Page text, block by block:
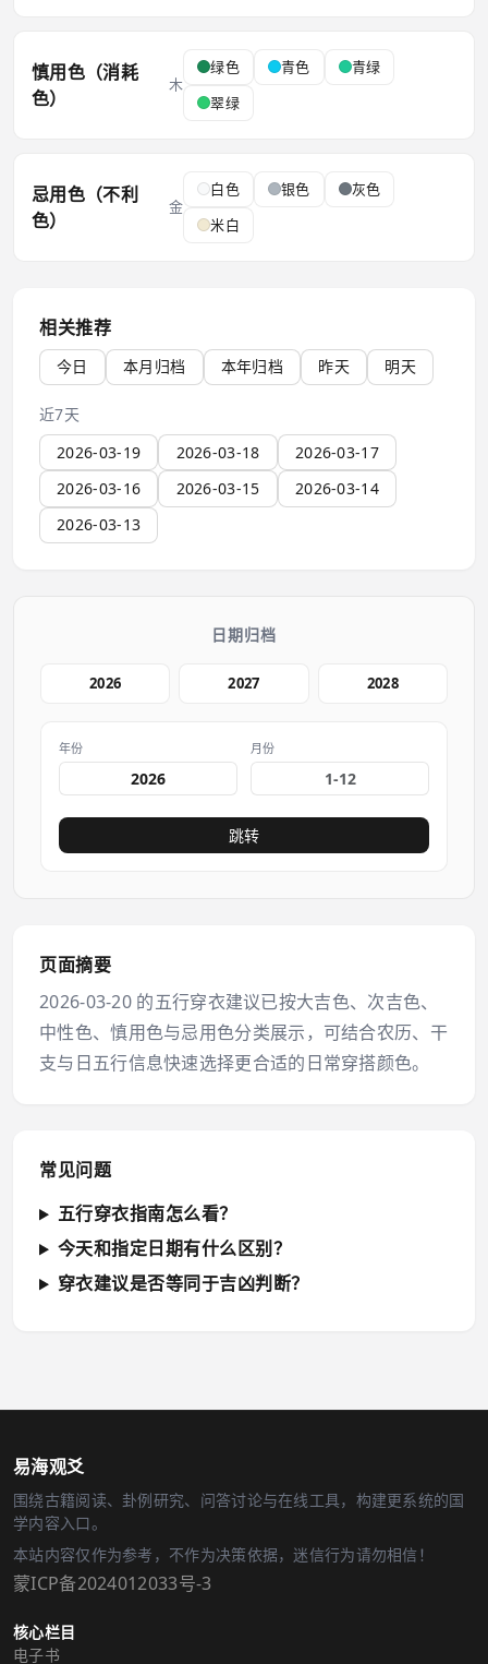
慎用色（消耗
色）
木
绿色 青色
青绿
翠绿
忌用色（不利
色）
金
白色 银色
灰色
米白
相关推荐
今日 本月归档 本年归档 昨天 明天
近7天
2026-03-19
2026-03-18
2026-03-17
2026-03-16
2026-03-15
2026-03-14
2026-03-13
日期归档
2026 2027 2028
年份 月份
跳转
页面摘要
2026-03-20 的五行穿衣建议已按大吉色、次吉色、
中性色、慎用色与忌用色分类展示，可结合农历、干
支与日五行信息快速选择更合适的日常穿搭颜色。
常见问题
五行穿衣指南怎么看？
今天和指定日期有什么区别？
穿衣建议是否等同于吉凶判断？
易海观爻
围绕古籍阅读、卦例研究、问答讨论与在线工具，构建更系统的国
学内容入口。
本站内容仅作为参考，不作为决策依据，迷信行为请勿相信！
蒙ICP备2024012033号-3
核心栏目
电子书